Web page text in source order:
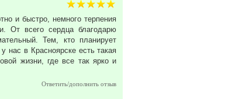
и быстро, немного терпения
От всего сердца благодарю
Тем, кто планирует
нас в Красноярске есть такая
жизни, где все так ярко и
Ответить/дополнить отзыв